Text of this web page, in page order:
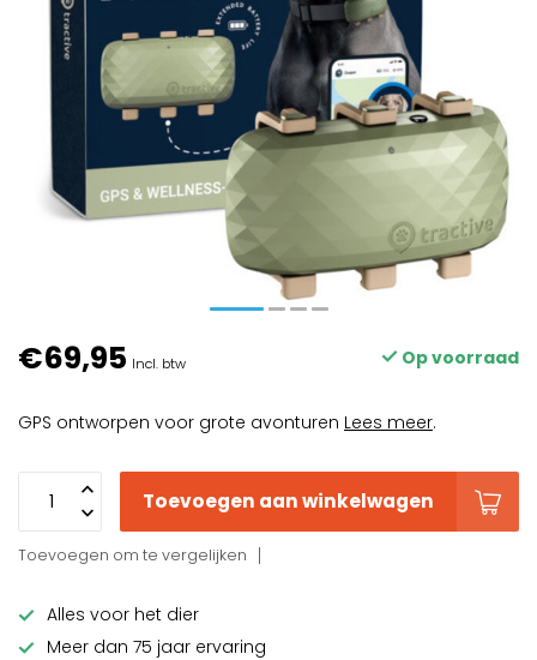
€69,95 Incl. btw Op voorraad
GPS ontworpen voor grote avonturen Lees meer.
Toevoegen aan winkelwagen
Toevoegen om te vergelijken
Alles voor het dier
Meer dan 75 jaar ervaring